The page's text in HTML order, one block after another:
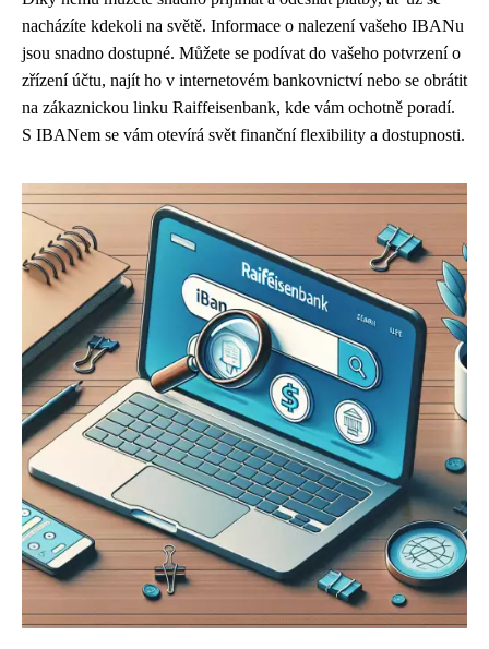
nacházíte kdekoli na světě. Informace o nalezení vašeho IBANu
jsou snadno dostupné. Můžete se podívat do vašeho potvrzení o
zřízení účtu, najít ho v internetovém bankovnictví nebo se obrátit
na zákaznickou linku Raiffeisenbank, kde vám ochotně poradí.
S IBANem se vám otevírá svět finanční flexibility a dostupnosti.